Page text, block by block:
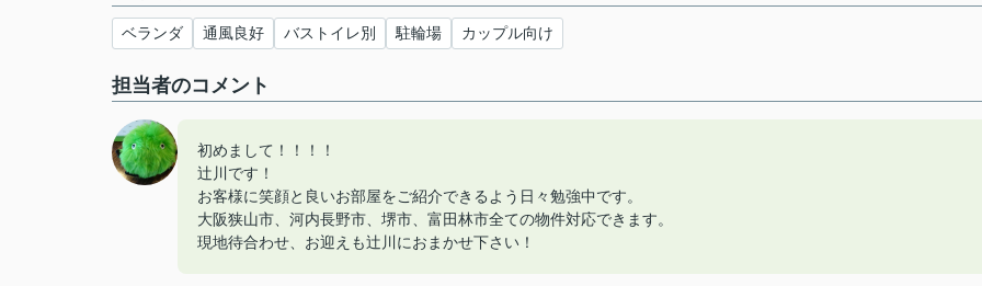
ベランダ 通風良好 バストイレ別 駐輪場 カップル向け
担当者のコメント
初めまして！！！！
辻川です！
お客様に笑顔と良いお部屋をご紹介できるよう日々勉強中です。
大阪狭山市、河内長野市、堺市、富田林市全ての物件対応できます。
現地待合わせ、お迎えも辻川におまかせ下さい！